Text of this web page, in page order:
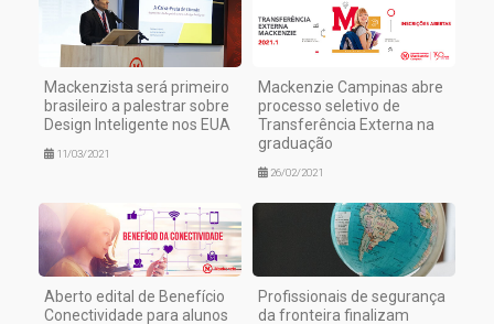
Mackenzista será primeiro
brasileiro a palestrar sobre
Design Inteligente nos EUA
11/03/2021
Mackenzie Campinas abre
processo seletivo de
Transferência Externa na
graduação
26/02/2021
Aberto edital de Benefício
Conectividade para alunos
Profissionais de segurança
da fronteira finalizam